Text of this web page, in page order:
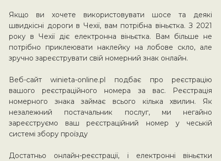
Якщо ви хочете використовувати шосе та деякі
швидкісні дороги в Чехії, вам потрібна віньєтка. З 2021
року в Чехії діє електронна віньєтка. Вам більше не
потрібно приклеювати наклейку на лобове скло, але
зручно зареєструвати свій номерний знак онлайн.
Веб-сайт winieta-online.pl подбає про реєстрацію
вашого реєстраційного номера за вас. Реєстрація
номерного знака займає всього кілька хвилин. Як
незалежний постачальник послуг, ми негайно
зареєструємо ваш реєстраційний номер у чеській
системі збору проїзду
Достатньо онлайн-реєстрації, і електронні віньєтки